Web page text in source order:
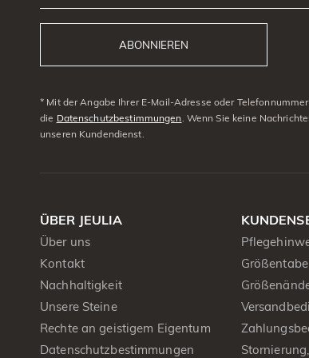
ABONNIEREN
* Mit der Angabe Ihrer E-Mail-Adresse oder
die Datenschutzbestimmungen . Wenn Sie keine
unseren Kundendienst.
ÜBER JEULIA
Über uns
Kontakt
Nachhaltigkeit
Unsere Steine
Rechte an geistigem Eigentum
Datenschutzbestimmungen